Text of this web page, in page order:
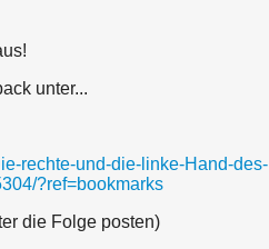
unter...
rechte-und-die-linke-Hand-des-
?ref=bookmarks
die Folge posten)